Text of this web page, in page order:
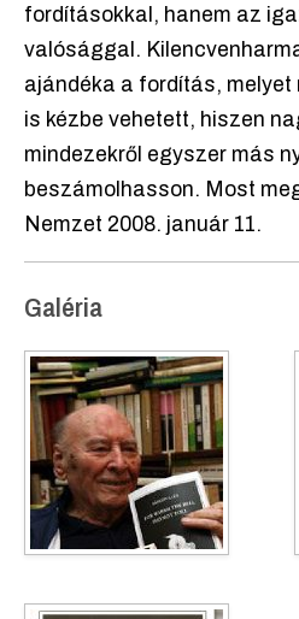
fordításokkal, hanem az
valósággal.
ajándéka a fordítás,
is kézbe vehetett, hiszen
mindezekről egyszer más
beszámolhasson. Most
Nemzet 2008. január 11.
Galéria